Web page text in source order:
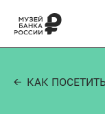
← КАК ПОСЕТИТЬ